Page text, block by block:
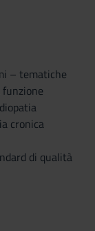
– tematiche
cronica
di qualità